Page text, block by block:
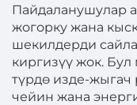
Пайдаланушулар
жогорку жана
шекилдерди
киргизүү жок.
түрдө изде-
чейин жана